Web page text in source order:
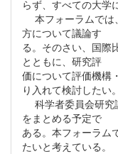
らず、すべての大学
本フォーラムでは
方について議論す
る。そのさい、国際
とともに、研究評
価について評価機構
り入れて検討したい。
科学者委員会研究
をまとめる予定で
ある。本フォーラム
たいと考えている。